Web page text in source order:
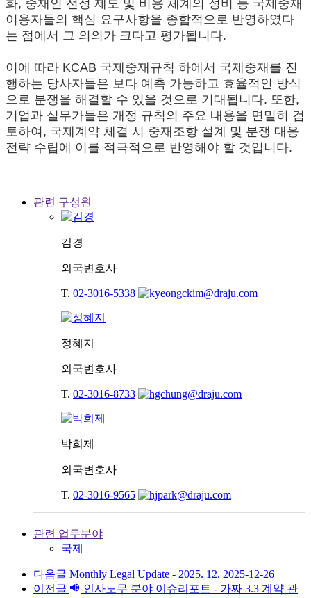
화, 중재인 선정 제도 및 비용 체계의 정비 등 국제중재
이용자들의 핵심 요구사항을 종합적으로 반영하였다
는 점에서 그 의의가 크다고 평가됩니다.
이에 따라 KCAB 국제중재규칙 하에서 국제중재를 진
행하는 당사자들은 보다 예측 가능하고 효율적인 방식
으로 분쟁을 해결할 수 있을 것으로 기대됩니다. 또한,
기업과 실무가들은 개정 규칙의 주요 내용을 면밀히 검
토하여, 국제계약 체결 시 중재조항 설계 및 분쟁 대응
전략 수립에 이를 적극적으로 반영해야 할 것입니다.
관련 구성원
김경
외국변호사
T. 02-3016-5338
정혜지
외국변호사
T. 02-3016-8733
박희제
외국변호사
T. 02-3016-9565
관련 업무분야
국제
다음글 Monthly Legal Update - 2025. 12. 2025-12-26
이전글
인사노무 분야 이슈리포트 - 가짜 3.3 계약 관